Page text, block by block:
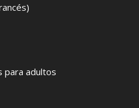
para adultos